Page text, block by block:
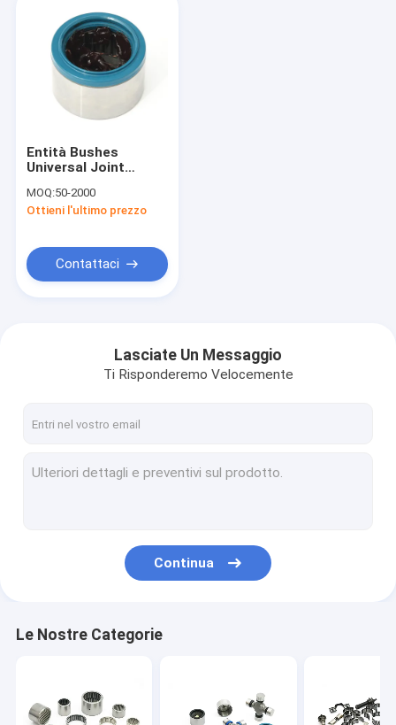
Entità Bushes
Universal Joint
Bearings
MOQ:50-2000
Ottieni l'ultimo prezzo
Contattaci
Lasciate Un Messaggio
Ti Risponderemo Velocemente
Continua
Le Nostre Categorie